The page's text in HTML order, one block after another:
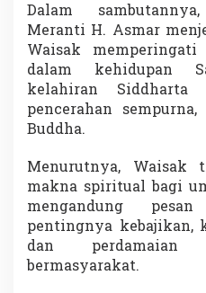
Dalam
Meranti H. Asmar
Waisak
dalam kehidupan
kelahiran Siddharta
pencerahan
Buddha.
Menurutnya,
makna spiritual bagi
mengandung
pentingnya kebajikan,
dan perdamaian
bermasyarakat.